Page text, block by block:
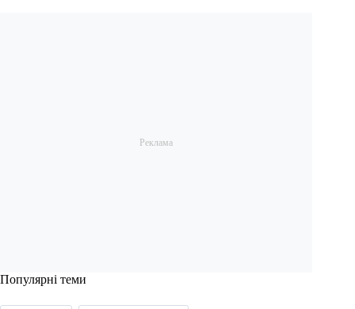
Популярні теми